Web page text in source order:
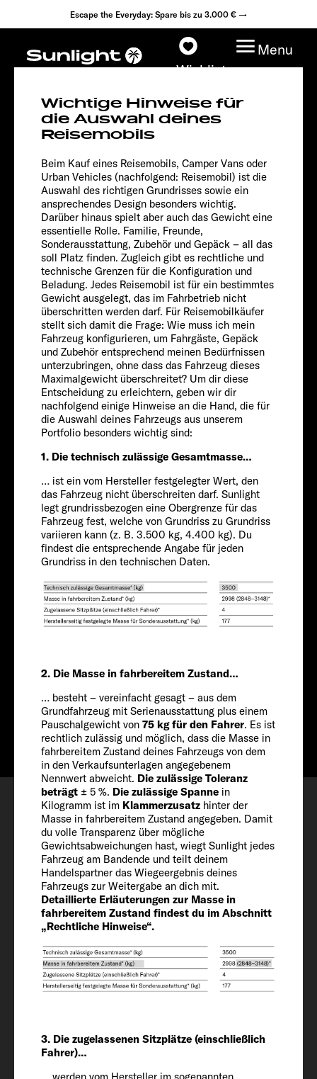
Escape the Everyday: Spare bis zu 3.000 € →
Wishlist
Menu
Konfigurator
Fahrzeugfinder
Fahrzeugbörse
Händlersuche
Explore
Service
Wichtige Hinweise für
die Auswahl deines
Reisemobils
Beim Kauf eines Reisemobils, Camper Vans oder
Urban Vehicles (nachfolgend: Reisemobil) ist die
Auswahl des richtigen Grundrisses sowie ein
ansprechendes Design besonders wichtig.
Darüber hinaus spielt aber auch das Gewicht eine
essentielle Rolle. Familie, Freunde,
Sonderausstattung, Zubehör und Gepäck – all das
soll Platz finden. Zugleich gibt es rechtliche und
technische Grenzen für die Konfiguration und
Beladung. Jedes Reisemobil ist für ein bestimmtes
Gewicht ausgelegt, das im Fahrbetrieb nicht
überschritten werden darf. Für Reisemobilkäufer
stellt sich damit die Frage: Wie muss ich mein
Fahrzeug konfigurieren, um Fahrgäste, Gepäck
und Zubehör entsprechend meinen Bedürfnissen
unterzubringen, ohne dass das Fahrzeug dieses
Maximalgewicht überschreitet? Um dir diese
Entscheidung zu erleichtern, geben wir dir
nachfolgend einige Hinweise an die Hand, die für
die Auswahl deines Fahrzeugs aus unserem
Portfolio besonders wichtig sind:
1. Die technisch zulässige Gesamtmasse…
… ist ein vom Hersteller festgelegter Wert, den
das Fahrzeug nicht überschreiten darf. Sunlight
legt grundrissbezogen eine Obergrenze für das
Fahrzeug fest, welche von Grundriss zu Grundriss
variieren kann (z. B. 3.500 kg, 4.400 kg). Du
findest die entsprechende Angabe für jeden
Grundriss in den technischen Daten.
2. Die Masse in fahrbereitem Zustand…
… besteht – vereinfacht gesagt – aus dem
Grundfahrzeug mit Serienausstattung plus einem
Pauschalgewicht von 75 kg für den Fahrer. Es ist
rechtlich zulässig und möglich, dass die Masse in
fahrbereitem Zustand deines Fahrzeugs von dem
in den Verkaufsunterlagen angegebenem
Nennwert abweicht. Die zulässige Toleranz
beträgt ± 5 %. Die zulässige Spanne in
Kilogramm ist im Klammerzusatz hinter der
Masse in fahrbereitem Zustand angegeben. Damit
du volle Transparenz über mögliche
Gewichtsabweichungen hast, wiegt Sunlight jedes
Fahrzeug am Bandende und teilt deinem
Handelspartner das Wiegeergebnis deines
Fahrzeugs zur Weitergabe an dich mit.
Detaillierte Erläuterungen zur Masse in
fahrbereitem Zustand findest du im Abschnitt
„Rechtliche Hinweise“.
3. Die zugelassenen Sitzplätze (einschließlich
Fahrer)…
… werden vom Hersteller im sogenannten
CLIFF 640
Chassis
FIAT
Preis ab
ab € 61.699
ab € 59.699Info
Passagiere
Größe
Konfigurieren
Besichtigungstermin
Wishlist
Fahrzeug
Länge / Breite / Höhe
636 / 205 / 261 / 281 OPT cm
Innenhöhe
190